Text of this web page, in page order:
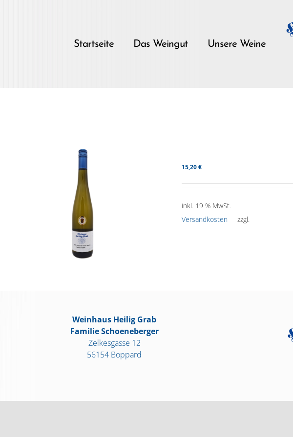
Startseite Das Weingut Unsere Weine
15,20€
inkl. 19 % MwSt.
zzgl.
Versandkosten
Weinhaus Heilig Grab
Familie Schoeneberger
Zelkesgasse 12
56154 Boppard